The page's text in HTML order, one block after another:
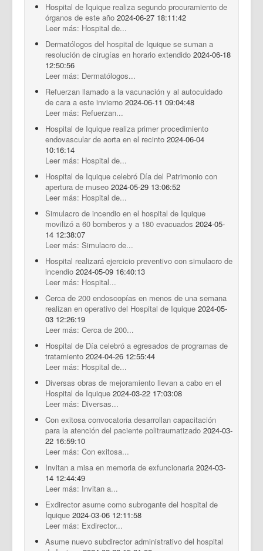
Hospital de Iquique realiza segundo procuramiento de
órganos de este año 2024-06-27 18:11:42
Leer más: Hospital de...
Dermatólogos del hospital de Iquique se suman a
resolución de cirugías en horario extendido 2024-06-18
12:50:56
Leer más: Dermatólogos...
Refuerzan llamado a la vacunación y al autocuidado
de cara a este invierno 2024-06-11 09:04:48
Leer más: Refuerzan...
Hospital de Iquique realiza primer procedimiento
endovascular de aorta en el recinto 2024-06-04
10:16:14
Leer más: Hospital de...
Hospital de Iquique celebró Día del Patrimonio con
apertura de museo 2024-05-29 13:06:52
Leer más: Hospital de...
Simulacro de incendio en el hospital de Iquique
movilizó a 60 bomberos y a 180 evacuados 2024-05-
14 12:38:07
Leer más: Simulacro de...
Hospital realizará ejercicio preventivo con simulacro de
incendio 2024-05-09 16:40:13
Leer más: Hospital...
Cerca de 200 endoscopías en menos de una semana
realizan en operativo del Hospital de Iquique 2024-05-
03 12:26:19
Leer más: Cerca de 200...
Hospital de Día celebró a egresados de programas de
tratamiento 2024-04-26 12:55:44
Leer más: Hospital de...
Diversas obras de mejoramiento llevan a cabo en el
Hospital de Iquique 2024-03-22 17:03:08
Leer más: Diversas...
Con exitosa convocatoria desarrollan capacitación
para la atención del paciente politraumatizado 2024-03-
22 16:59:10
Leer más: Con exitosa...
Invitan a misa en memoria de exfuncionaria 2024-03-
14 12:44:49
Leer más: Invitan a...
Exdirector asume como subrogante del hospital de
Iquique 2024-03-06 12:11:58
Leer más: Exdirector...
Asume nuevo subdirector administrativo del hospital